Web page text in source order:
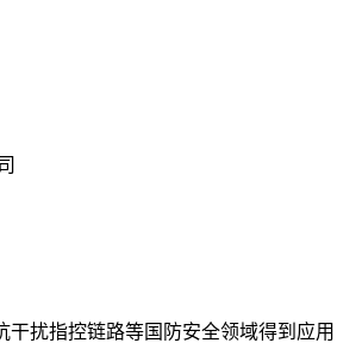
扰指控链路等国防安全领域得到应用